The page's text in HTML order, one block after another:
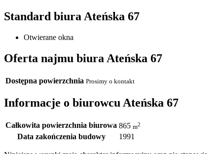
Standard biura Ateńska 67
Otwierane okna
Oferta najmu biura Ateńska 67
Dostępna powierzchnia Prosimy o kontakt
Informacje o biurowcu Ateńska 67
Całkowita powierzchnia biurowa 865 m2
Data zakończenia budowy 1991